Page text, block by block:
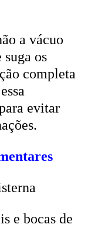
a vácuo
suga os
completa
evitar
e bocas de